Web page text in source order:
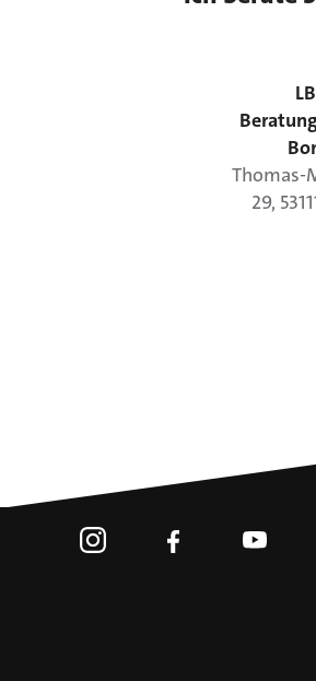
Thomas-
29,